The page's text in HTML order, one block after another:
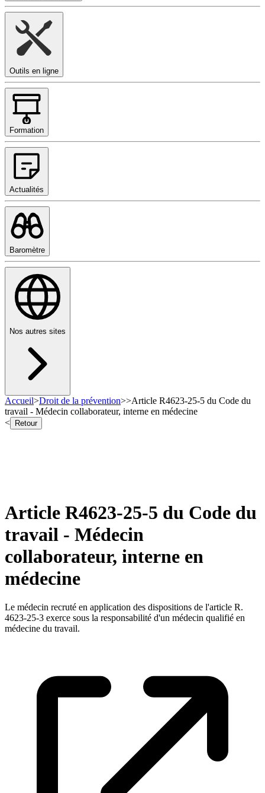
Outils en ligne
Formation
Actualités
Baromètre
Nos autres sites
Accueil>Droit de la prévention>>Article R4623-25-5 du Code du
travail - Médecin collaborateur, interne en médecine
<
Retour
Article R4623-25-5 du Code du
travail - Médecin
collaborateur, interne en
médecine
Le médecin recruté en application des dispositions de l'article R.
4623-25-3 exerce sous la responsabilité d'un médecin qualifié en
médecine du travail.